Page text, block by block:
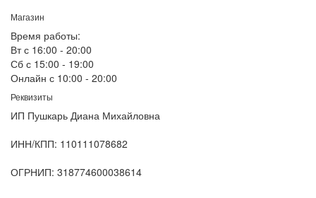
Магазин
Время работы:
Вт с 16:00 - 20:00
Сб с 15:00 - 19:00
Онлайн с 10:00 - 20:00
Реквизиты
ИП Пушкарь Диана Михайловна
ИНН/КПП: 110111078682
ОГРНИП: 318774600038614